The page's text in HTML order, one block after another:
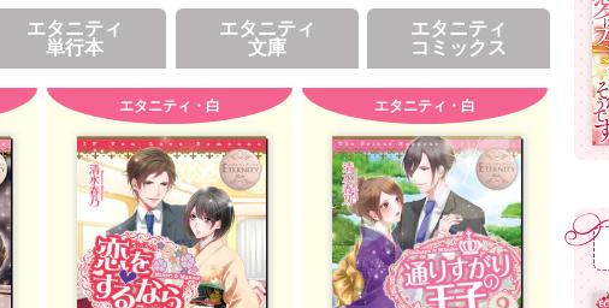
エタニティ
単行本
エタニティ
文庫
エタニティ
コミックス
エタニティ・白 エタニティ・白